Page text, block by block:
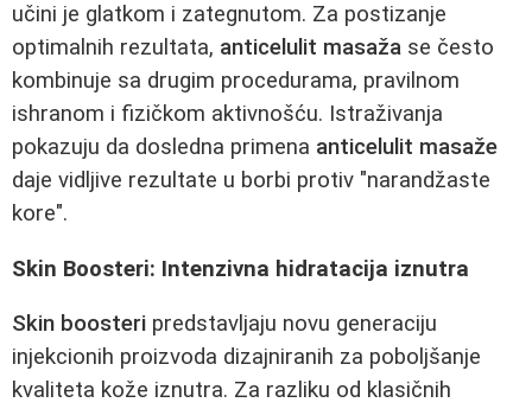
učini je glatkom i zategnutom. Za postizanje
optimalnih rezultata, anticelulit masaža se često
kombinuje sa drugim procedurama, pravilnom
ishranom i fizičkom aktivnošću. Istraživanja
pokazuju da dosledna primena anticelulit masaže
daje vidljive rezultate u borbi protiv "narandžaste
kore".
Skin Boosteri: Intenzivna hidratacija iznutra
Skin boosteri predstavljaju novu generaciju
injekcionih proizvoda dizajniranih za poboljšanje
kvaliteta kože iznutra. Za razliku od klasičnih